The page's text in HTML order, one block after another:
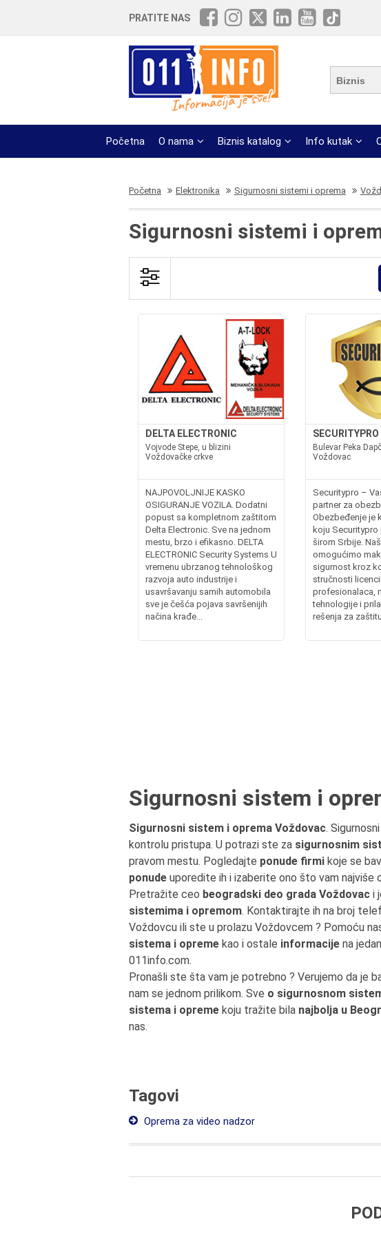
PRATITE NAS
Biznis
Početna O nama Biznis katalog Info kutak
Početna Elektronika Sigurnosni sistemi i oprema
Sigurnosni sistemi i
DELTA ELECTRONIC
Vojvode Stepe, u blizini
Voždovačke crkve
NAJPOVOLJNIJE KASKO
OSIGURANJE VOZILA. Dodatni
popust sa kompletnom zaštitom
Delta Electronic. Sve na jednom
mestu, brzo i efikasno. DELTA
ELECTRONIC Security Systems U
vremenu ubrzanog tehnološkog
razvoja auto industrije i
usavršavanju samih automobila
sve je češća pojava savršenijih
načina krađe...
SECURITYPRO
Bulevar Peka
Voždovac
Securitypro –
partner za
Obezbeđenje je
koju Securitypro
širom Srbije.
omogućimo
sigurnost kroz
stručnosti
profesionalaca,
tehnologije i
rešenja za
Sigurnosni sistem i
Sigurnosni sistem i oprema Voždovac.
kontrolu pristupa. U potrazi ste za sigurnosnim
pravom mestu. Pogledajte ponude firmi koje se
ponude uporedite ih i izaberite ono što vam najviše
Pretražite ceo beogradski deo grada Voždovac i
sistemima i opremom. Kontaktirajte ih na broj
Voždovcu ili ste u prolazu Voždovcem ? Pomoću
sistema i opreme kao i ostale informacije na
011info.com.
Pronašli ste šta vam je potrebno ? Verujemo da je
nam se jednom prilikom. Sve o sigurnosnom
sistema i opreme koju tražite bila najbolja u
nas.
Tagovi
Oprema za video nadzor